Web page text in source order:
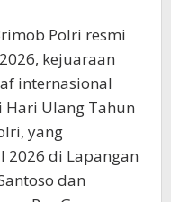
Polri resmi
kejuaraan
internasional
Ulang Tahun
yang
2026 di Lapangan
dan